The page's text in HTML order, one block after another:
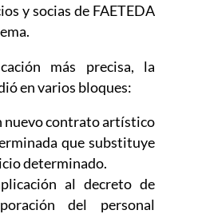
y socias de FAETEDA
más precisa, la
en varios bloques:
nuevo contrato artístico
que substituye
determinado.
al decreto de
del personal